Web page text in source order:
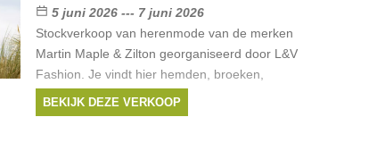
5 juni 2026 --- 7 juni 2026
Stockverkoop van herenmode van de merken
Martin Maple & Zilton georganiseerd door L&V
Fashion. Je vindt hier hemden, broeken,
bermuda's , pulls en meer.
BEKIJK DEZE VERKOOP